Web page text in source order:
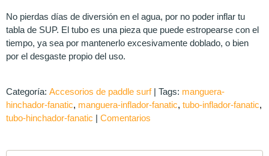
No pierdas días de diversión en el agua, por no poder inflar tu
tabla de SUP. El tubo es una pieza que puede estropearse con el
tiempo, ya sea por mantenerlo excesivamente doblado, o bien
por el desgaste propio del uso.
Categoría: Accesorios de paddle surf | Tags: manguera-
hinchador-fanatic manguera-inflador-fanatic tubo-inflador-fanatic
tubo-hinchador-fanatic | Comentarios